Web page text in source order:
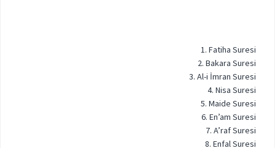
1. Fatiha Suresi
2. Bakara Suresi
3. Al-i İmran Suresi
4. Nisa Suresi
5. Maide Suresi
6. En’am Suresi
7. A’raf Suresi
8. Enfal Suresi